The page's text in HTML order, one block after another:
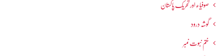
صوفیاء اور تحریک ِپاکستان
گوشہ درود
ختم نبوت نمبر